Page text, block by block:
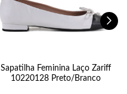
Sapatilha Feminina Laço Zariff
10220128 Preto/Branco